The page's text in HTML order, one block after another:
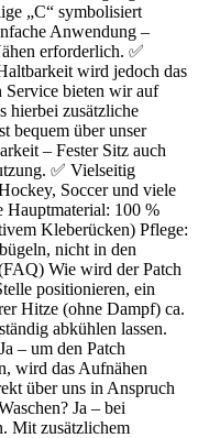
„C“ symbolisiert
Anwendung –
erforderlich. ✅
wird jedoch das
Service bieten wir auf
hierbei zusätzliche
bequem über unser
– Fester Sitz auch
✅ Vielseitig
Soccer und viele
Hauptmaterial: 100 %
Kleberücken) Pflege:
nicht in den
Wie wird der Patch
positionieren, ein
Hitze (ohne Dampf) ca.
abkühlen lassen.
– um den Patch
wird das Aufnähen
über uns in Anspruch
Ja – bei
Mit zusätzlichem